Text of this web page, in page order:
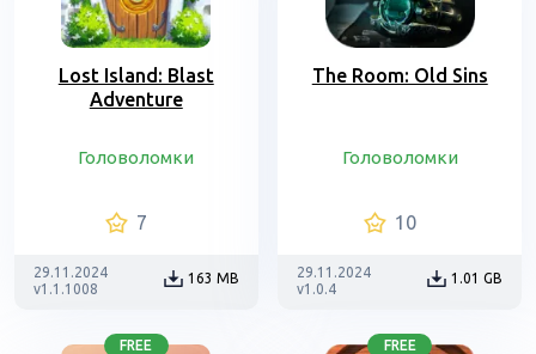
Lost Island: Blast
Adventure
Головоломки
7
29.11.2024
v1.1.1008
163 MB
The Room: Old Sins
Головоломки
10
29.11.2024
v1.0.4
1.01 GB
FREE FREE